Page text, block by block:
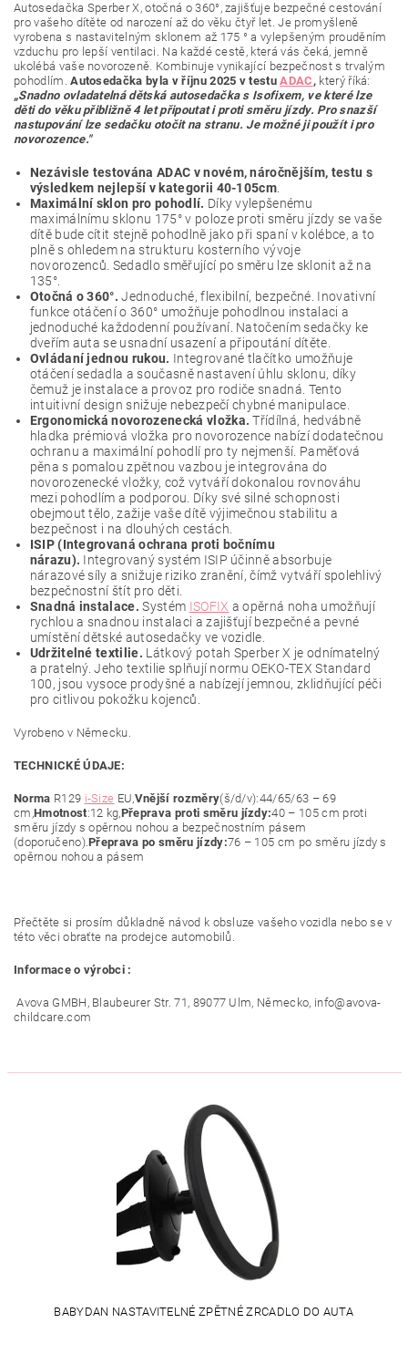
Autosedačka Sperber X, otočná o 360°, zajišťuje bezpečné cestování
pro vašeho dítěte od narození až do věku čtyř let. Je promyšleně
vyrobena s nastavitelným sklonem až 175 ° a vylepšeným prouděním
vzduchu pro lepší ventilaci. Na každé cestě, která vás čeká, jemně
ukolébá vaše novorozeně. Kombinuje vynikající bezpečnost s trvalým
pohodlím.Autosedačka byla v říjnu 2025 v testuADAC , který říká:
„Snadno ovladatelná dětská autosedačka s Isofixem, ve které lze
děti do věku přibližně 4 let připoutat i proti směru jízdy. Pro snazší
nastupování lze sedačku otočit na stranu. Je možné ji použít i pro
novorozence."
Nezávisle testována ADAC v novém, náročnějším, testu s
výsledkem nejlepší v kategorii 40-105cm
Maximální sklon pro pohodlí. Díky vylepšenému
maximálnímu sklonu 175° v poloze proti směru jízdy se vaše
dítě bude cítit stejně pohodlně jako při spaní v kolébce, a to
plně s ohledem na strukturu kosterního vývoje
novorozenců. Sedadlo směřující po směru lze sklonit až na
135°.
Otočná o 360°. Jednoduché, flexibilní, bezpečné. Inovativní
funkce otáčení o 360° umožňuje pohodlnou instalaci a
jednoduché každodenní používaní. Natočením sedačky ke
dveřím auta se usnadní usazení a připoutání dítěte.
Ovládaní jednou rukou. Integrované tlačítko umožňuje
otáčení sedadla a současně nastavení úhlu sklonu, díky
čemuž je instalace a provoz pro rodiče snadná. Tento
intuitivní design snižuje nebezpečí chybné manipulace.
Ergonomická novorozenecká vložka. Třídílná, hedvábně
hladka prémiová vložka pro novorozence nabízí dodatečnou
ochranu a maximální pohodlí pro ty nejmenší. Paměťová
pěna s pomalou zpětnou vazbou je integrována do
novorozenecké vložky, což vytváří dokonalou rovnováhu
mezi pohodlím a podporou. Díky své silné schopnosti
obejmout tělo, zažije vaše dítě výjimečnou stabilitu a
bezpečnost i na dlouhých cestách.
ISIP (Integrovaná ochrana proti bočnímu
nárazu). Integrovaný systém ISIP účinně absorbuje
nárazové síly a snižuje riziko zranění, čímž vytváří spolehlivý
bezpečnostní štít pro děti.
Snadná instalace. Systém ISOFIX a opěrná noha umožňují
rychlou a snadnou instalaci a zajišťují bezpečné a pevné
umístění dětské autosedačky ve vozidle.
Udržitelné textilie. Látkový potah Sperber X je odnímatelný
a pratelný. Jeho textilie splňují normu OEKO-TEX Standard
100, jsou vysoce prodyšné a nabízejí jemnou, zklidňující péči
pro citlivou pokožku kojenců.
Vyrobeno v Německu.
TECHNICKÉ ÚDAJE:
Norma R129 i-Size EU,Vnější rozměry(š/d/v):44/65/63 – 69
cm,Hmotnost:12 kg,Přeprava proti směru jízdy:40 – 105 cm proti
směru jízdy s opěrnou nohou a bezpečnostním pásem
(doporučeno).Přeprava po směru jízdy:76 – 105 cm po směru jízdy s
opěrnou nohou a pásem
Přečtěte si prosím důkladně návod k obsluze vašeho vozidla nebo se v
této věci obraťte na prodejce automobilů.
Informace o výrobci :
Avova GMBH, Blaubeurer Str. 71, 89077 Ulm, Německo, info@avova-
childcare.com
BABYDAN NASTAVITELNÉ ZPĚTNÉ ZRCADLO DO AUTA